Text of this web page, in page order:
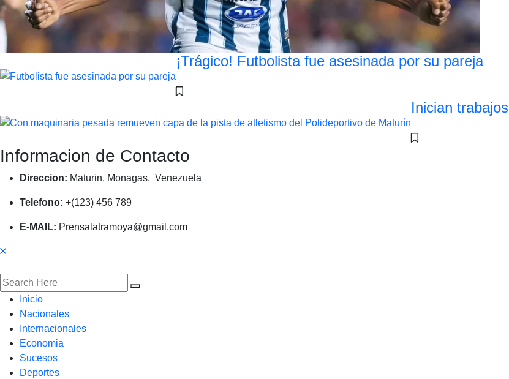
¡Trágico! Futbolista fue asesinada por su pareja
Inician
Informacion de Contacto
Direccion: Maturin, Monagas, Venezuela
Telefono: +(123) 456 789
E-MAIL: Prensalatramoya@gmail.com
Inicio
Nacionales
Internacionales
Economia
Sucesos
Deportes